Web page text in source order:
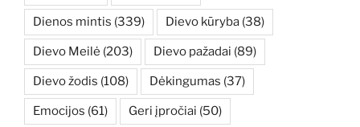
Dienos mintis (339) Dievo kūryba (38)
Dievo Meilė (203) Dievo pažadai (89)
Dievo žodis (108) Dėkingumas (37)
Emocijos (61) Geri įpročiai (50)